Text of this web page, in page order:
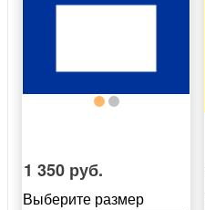
1 350 руб.
Выберите размер